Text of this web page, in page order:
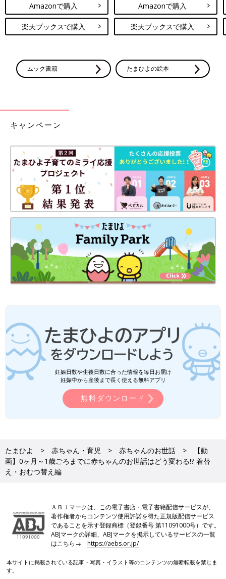
Amazonで購入
楽天ブックスで購入
Amazonで購入
楽天ブックスで購入
ムック書籍 たまひよの絵本
キャンペーン
妊娠日数や生後日数に合った情報を毎日お届け
妊娠中から産後まで長く使える無料アプリ
無料ダウンロード
たまひよ 赤ちゃん・育児 赤ちゃんのお世話
【動
画】0ヶ月～1歳ごろまでに赤ちゃんのお世話はどう変わる!? 着替
え・おむつ替え編
ＡＢＪマークは、この電子書店・電子書籍配信サービスが、
著作権者からコンテンツ使用許諾を得た正規版配信サービス
であることを示す登録商標（登録番号 第11091000号）です。
ABJマークの詳細、ABJマークを掲示しているサービスの一覧
はこちら→https://aebs.or.jp/
本サイトに掲載されている記事・写真・イラスト等のコンテンツの無断転載を禁じま
す。